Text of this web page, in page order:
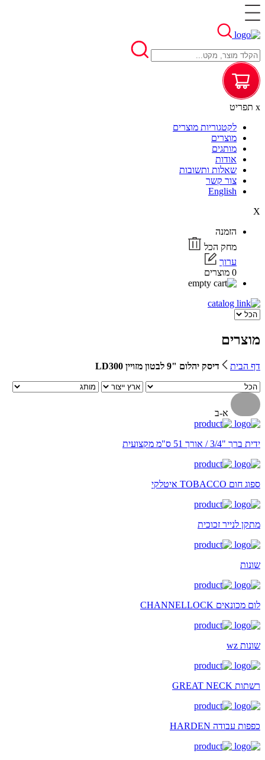
x תפריט
לקטגוריות מוצרים
מוצרים
מותגים
אודות
שאלות ותשובות
צור קשר
English
X
הזמנה
מחק הכל
ערוך
0 מוצרים
מוצרים
דף הבית דיסק יהלום "9 לבטון מזויין LD300
א-ב
ידית ברך "3/4 / אורך 51 ס"מ מקצועית
ספוג חום TOBACCO איטלקי
מתקן לנייר זכוכית
שונות
לום מכונאים CHANNELLOCK
שונות wz
רשתות GREAT NECK
כפפות עבודה HARDEN